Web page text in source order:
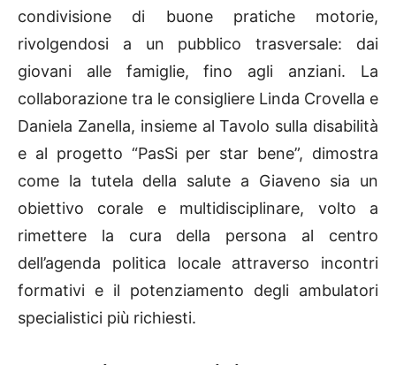
ma offre percorsi concreti di informazione e
condivisione di buone pratiche motorie,
rivolgendosi a un pubblico trasversale: dai
giovani alle famiglie, fino agli anziani. La
collaborazione tra le consigliere Linda Crovella e
Daniela Zanella, insieme al Tavolo sulla disabilità
e al progetto “PasSi per star bene”, dimostra
come la tutela della salute a Giaveno sia un
obiettivo corale e multidisciplinare, volto a
rimettere la cura della persona al centro
dell’agenda politica locale attraverso incontri
formativi e il potenziamento degli ambulatori